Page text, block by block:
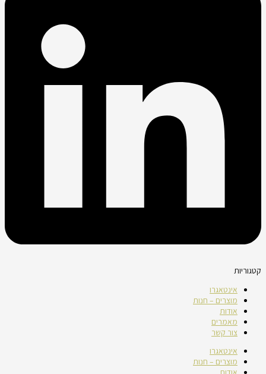
קטגוריות
אינטאגרו
מוצרים – חנות
אודות
מאמרים
צור קשר
אינטאגרו
מוצרים – חנות